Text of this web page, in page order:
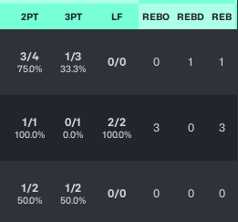
2PT 3PT LF REBO REBD REB
3/4
75.0%
1/3
33.3% 0/0 0 1 1
1/1
100.0%
0/1
0.0%
2/2
100.0% 3 0 3
1/2
50.0%
1/2
50.0% 0/0 0 0 0